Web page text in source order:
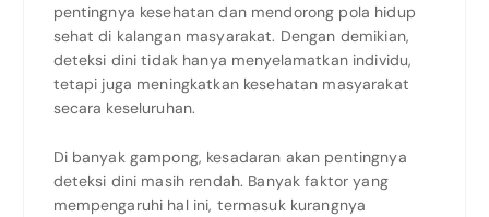
pentingnya kesehatan dan mendorong pola hidup
sehat di kalangan masyarakat. Dengan demikian,
deteksi dini tidak hanya menyelamatkan individu,
tetapi juga meningkatkan kesehatan masyarakat
secara keseluruhan.
Di banyak gampong, kesadaran akan pentingnya
deteksi dini masih rendah. Banyak faktor yang
mempengaruhi hal ini, termasuk kurangnya